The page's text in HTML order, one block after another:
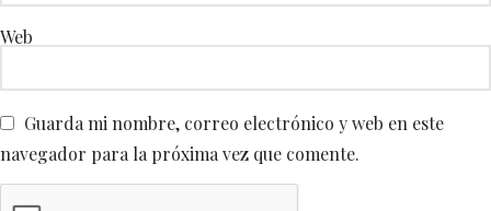
Web
Guarda mi nombre, correo electrónico y web en este
navegador para la próxima vez que comente.